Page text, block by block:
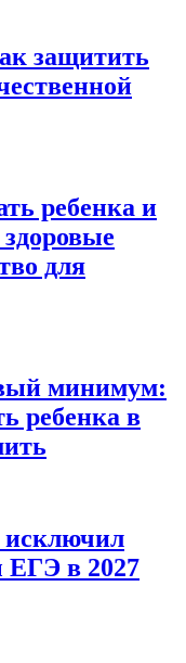
защитить
ребенка и
для
минимум:
ребенка в
исключил
ЕГЭ в 2027